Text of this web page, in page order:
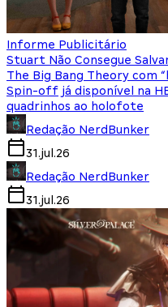
Informe Publicitário
Stuart Não Consegue
The Big Bang Theory com
Spin-off já disponível na
quadrinhos ao holofote
Redação NerdBunker
31.jul.26
Redação NerdBunker
31.jul.26